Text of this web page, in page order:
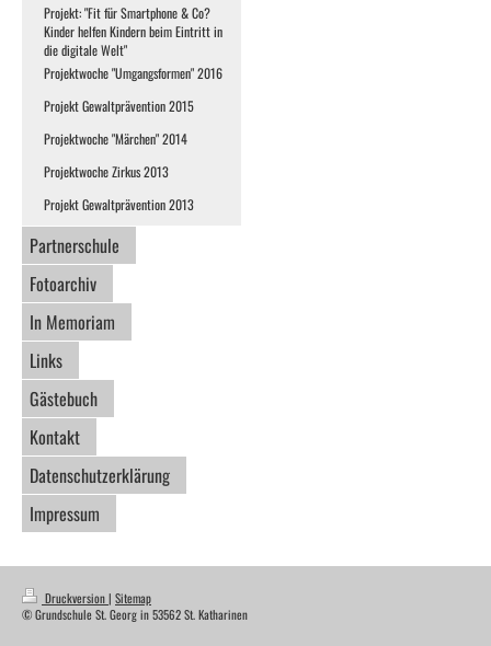
Projekt: "Fit für Smartphone & Co?
Kinder helfen Kindern beim Eintritt in
die digitale Welt"
Projektwoche "Umgangsformen" 2016
Projekt Gewaltprävention 2015
Projektwoche "Märchen" 2014
Projektwoche Zirkus 2013
Projekt Gewaltprävention 2013
Partnerschule
Fotoarchiv
In Memoriam
Links
Gästebuch
Kontakt
Datenschutzerklärung
Impressum
Druckversion| Sitemap
© Grundschule St. Georg in 53562 St. Katharinen